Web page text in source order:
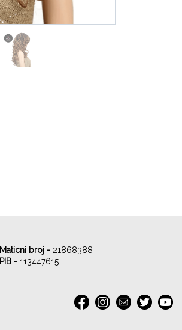
Maticni broj - 21868388
PIB - 113447615